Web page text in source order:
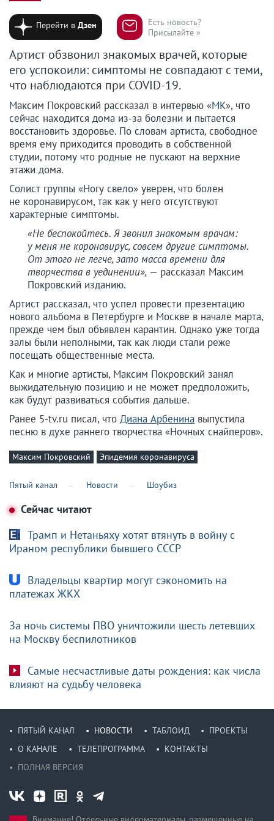
Перейти вДзен
Есть новость?
Присылайте »
Артист обзвонил знакомых врачей, которые
его успокоили: симптомы не совпадают с теми,
что наблюдаются при COVID-19.
Максим Покровский рассказал в интервью «МК», что
сейчас находится дома из-за болезни и пытается
восстановить здоровье. По словам артиста, свободное
время ему приходится проводить в собственной
студии, потому что родные не пускают на верхние
этажи дома.
Солист группы «Ногу свело» уверен, что болен
не коронавирусом, так как у него отсутствуют
характерные симптомы.
«Не беспокойтесь. Я звонил знакомым врачам:
у меня не коронавирус, совсем другие симптомы.
От этого не легче, зато масса времени для
творчества в уединении», — рассказал Максим
Покровский изданию.
Артист рассказал, что успел провести презентацию
нового альбома в Петербурге и Москве в начале марта,
прежде чем был объявлен карантин. Однако уже тогда
залы были неполными, так как люди стали реже
посещать общественные места.
Как и многие артисты, Максим Покровский занял
выжидательную позицию и не может предположить,
как будут развиваться события дальше.
Ранее 5-tv.ru писал, что Диана Арбенина выпустила
песню в духе раннего творчества «Ночных снайперов».
Максим Покровский Эпидемия коронавируса
Пятый канал Новости Шоубиз
Сейчас читают
Трамп и Нетаньяху хотят втянуть в войну с
Ираном республики бывшего СССР
Владельцы квартир могут сэкономить на
платежах ЖКХ
За ночь системы ПВО уничтожили шесть летевших
на Москву беспилотников
Самые несчастливые даты рождения: как числа
влияют на судьбу человека
ПЯТЫЙ КАНАЛ НОВОСТИ ТАБЛОИД
ПРОЕКТЫ
О КАНАЛЕ
ТЕЛЕПРОГРАММА
КОНТАКТЫ
ПОЛНАЯ ВЕРСИЯ